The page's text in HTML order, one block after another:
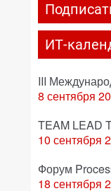
ИТ-
III
8 сентября
TEAM LEAD
10 сентября
Форум
18 сентября